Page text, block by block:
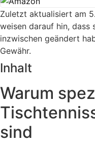
Zuletzt aktualisiert am
weisen darauf hin, dass
inzwischen geändert
Gewähr.
Inhalt
Warum
sind